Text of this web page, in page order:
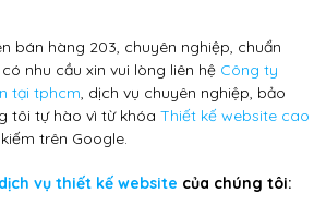
bán hàng 203, chuyên nghiệp, chuẩn
nhu cầu xin vui lòng liên hệ Công ty
tại tphcm, dịch vụ chuyên nghiệp, bảo
tôi tự hào vì từ khóaThiết kế website cao
trên Google.
dịch vụ thiết kế website của chúng tôi: